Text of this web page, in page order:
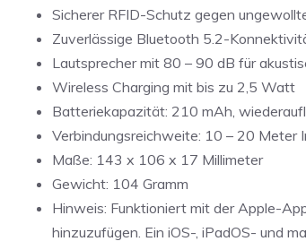
Sicherer RFID-Schutz gegen
Zuverlässige Bluetooth 5.2-
Lautsprecher mit 80 – 90 dB für
Wireless Charging mit bis zu 2,5 Watt
Batteriekapazität: 210 mAh,
Verbindungsreichweite: 10 – 20 Meter
Maße: 143 x 106 x 17 Millimeter
Gewicht: 104 Gramm
Hinweis: Funktioniert mit der Apple-
hinzuzufügen. Ein iOS-, iPadOS- und